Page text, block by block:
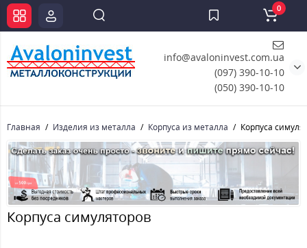
info@avaloninvest.com.ua
(097) 390-10-10
(050) 390-10-10
0
Главная Изделия из металла Корпуса из металла Корпуса
Корпуса симуляторов